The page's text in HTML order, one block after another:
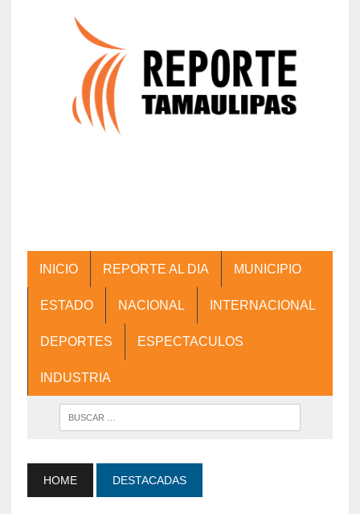
INICIO REPORTE AL DIA MUNICIPIO
ESTADO NACIONAL INTERNACIONAL
DEPORTES ESPECTACULOS
INDUSTRIA
HOME DESTACADAS